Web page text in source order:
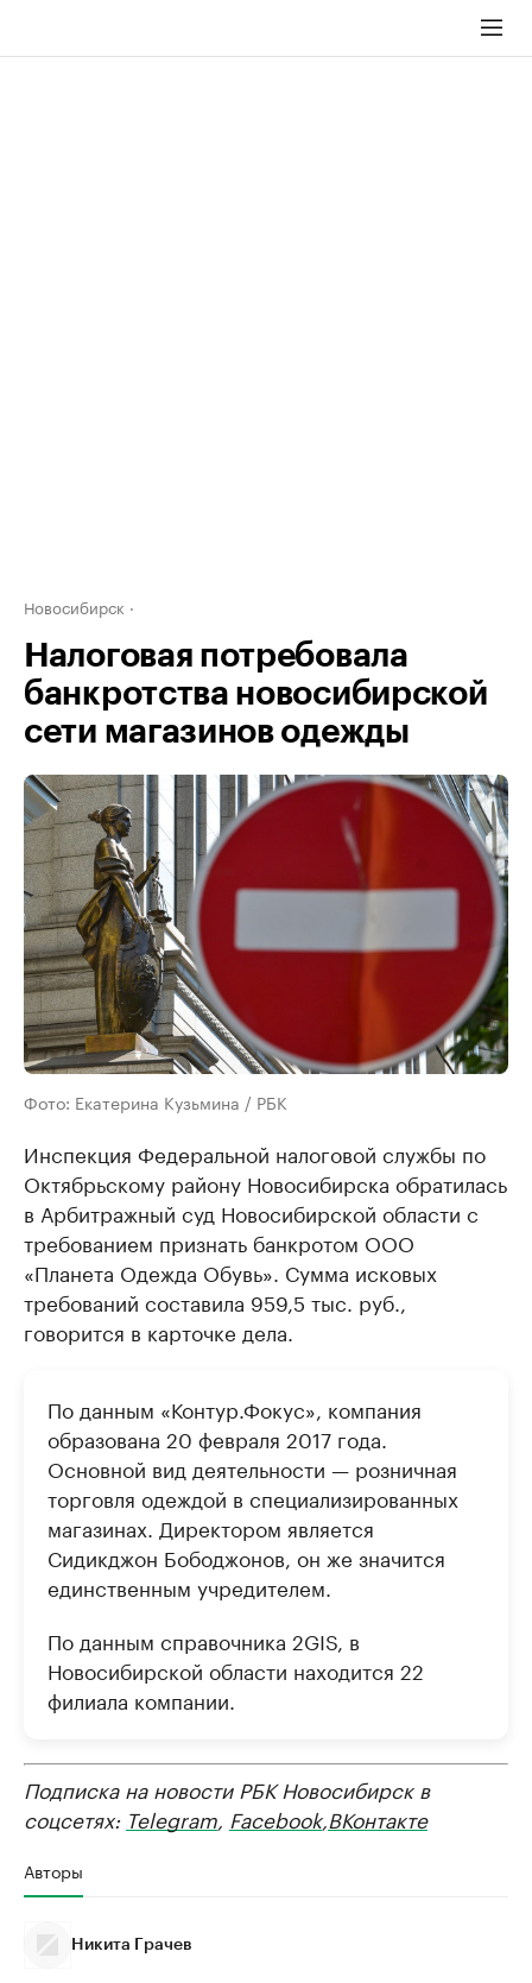
Новосибирск
Налоговая потребовала
банкротства новосибирской
сети магазинов одежды
Фото: Екатерина Кузьмина / РБК
Инспекция Федеральной налоговой службы по
Октябрьскому району Новосибирска обратилась
в Арбитражный суд Новосибирской области с
требованием признать банкротом ООО
«Планета Одежда Обувь». Сумма исковых
требований составила 959,5 тыс. руб.,
говорится в карточке дела.
По данным «Контур.Фокус», компания
образована 20 февраля 2017 года.
Основной вид деятельности — розничная
торговля одеждой в специализированных
магазинах. Директором является
Сидикджон Бободжонов, он же значится
единственным учредителем.
По данным справочника 2GIS, в
Новосибирской области находится 22
филиала компании.
Подписка на новости РБК Новосибирск в
соцсетях: Telegram, Facebook,ВКонтакте
Авторы
Никита Грачев